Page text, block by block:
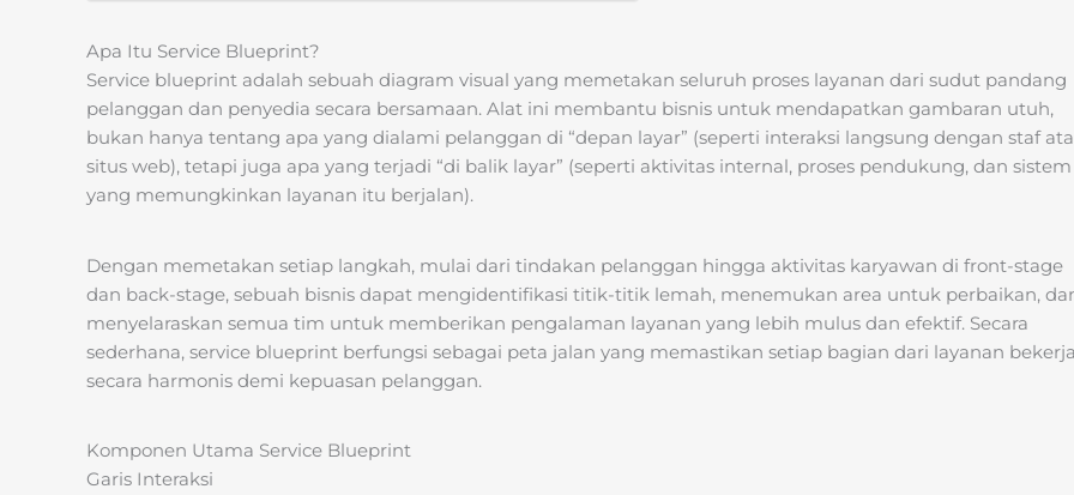
Apa Itu Service Blueprint?
Service blueprint adalah sebuah diagram visual yang memetakan seluruh proses layanan dari sudut pandang
pelanggan dan penyedia secara bersamaan. Alat ini membantu bisnis untuk mendapatkan gambaran utuh,
bukan hanya tentang apa yang dialami pelanggan di “depan layar” (seperti interaksi langsung dengan staf
situs web), tetapi juga apa yang terjadi “di balik layar” (seperti aktivitas internal, proses pendukung, dan sistem
yang memungkinkan layanan itu berjalan).
Dengan memetakan setiap langkah, mulai dari tindakan pelanggan hingga aktivitas karyawan di front-stage
dan back-stage, sebuah bisnis dapat mengidentifikasi titik-titik lemah, menemukan area untuk perbaikan,
menyelaraskan semua tim untuk memberikan pengalaman layanan yang lebih mulus dan efektif. Secara
sederhana, service blueprint berfungsi sebagai peta jalan yang memastikan setiap bagian dari layanan
secara harmonis demi kepuasan pelanggan.
Komponen Utama Service Blueprint
Garis Interaksi